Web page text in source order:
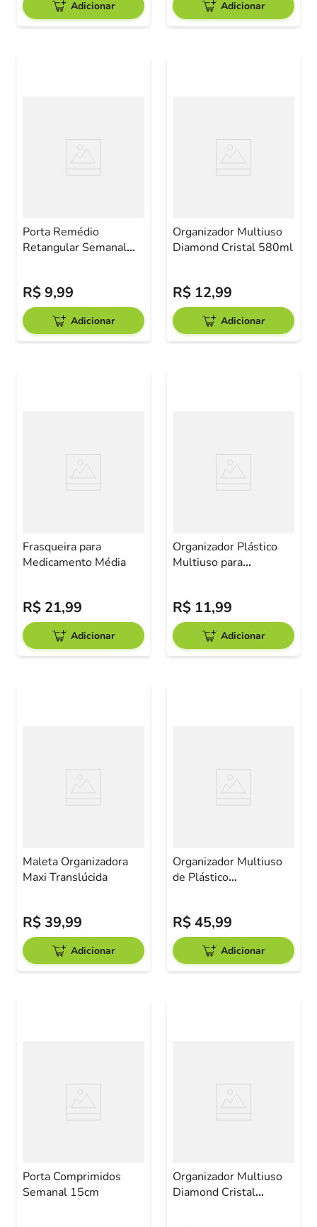
Adicionar Adicionar
Porta Remédio
Retangular Semanal
R$9,99
Adicionar
Organizador Multiuso
Diamond Cristal 580ml
R$ 12,99
Adicionar
Frasqueira para
Medicamento Média
R$ 21,99
Adicionar
Organizador Plástico
Multiuso para
R$ 11,99
Adicionar
Maleta Organizadora
Maxi Translúcida
R$ 39,99
Adicionar
Organizador Multiuso
de Plástico
R$45,99
Adicionar
Porta Comprimidos
Semanal 15cm
Organizador Multiuso
Diamond Cristal